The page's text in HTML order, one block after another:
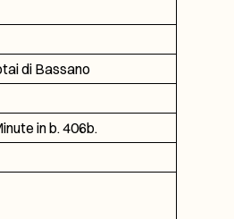
di Bassano
in b. 406b.